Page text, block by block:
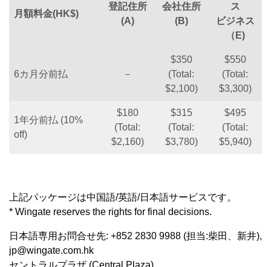
月額料金(HK$)
登記住所
(A)
会社住所
(B)
ス
ビジネス
（E)
6カ月分前払 －
$350
(Total:
$2,100)
$550
(Total:
$3,300)
1年分前払 (10%
off)
$180
(Total:
$2,160)
$315
(Total:
$3,780)
$495
(Total:
$5,940)
上記パッケージは中国語/英語/日本語サービスです。
* Wingate reserves the rights for final decisions.
日本語専用お問合せ先: +852 2830 9988 (担当:柴田、新井),
jp@wingate.com.hk
セントラルプラザ (Central Plaza)